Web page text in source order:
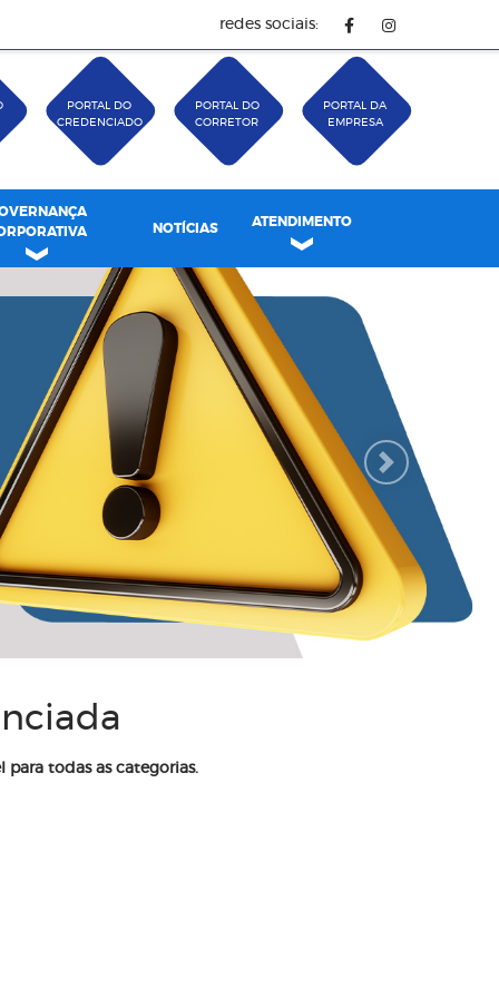
redes sociais:
PORTAL DO
CREDENCIADO
PORTAL DO
CORRETOR
PORTAL DA
EMPRESA
NOTÍCIAS ATENDIMENTO